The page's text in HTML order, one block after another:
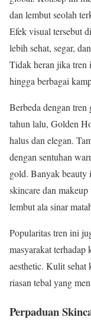
dan lembut seolah
Efek visual tersebut
lebih sehat, segar,
Tidak heran jika tren
hingga berbagai
Berbeda dengan
tahun lalu, Golden
halus dan elegan.
dengan sentuhan
gold. Banyak beauty
skincare dan
lembut ala sinar
Popularitas tren ini
masyarakat terhadap
aesthetic. Kulit
riasan tebal yang
Perpaduan